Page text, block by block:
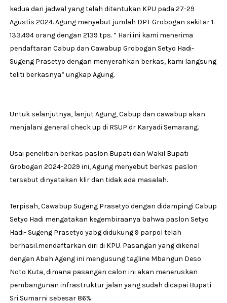
kedua dari jadwal yang telah ditentukan KPU pada 27-29
Agustis 2024. Agung menyebut jumlah DPT Grobogan sekitar 1.
133.494 orang dengan 2139 tps. ” Hari ini kami menerima
pendaftaran Cabup dan Cawabup Grobogan Setyo Hadi-
Sugeng Prasetyo dengan menyerahkan berkas, kami langsung
teliti berkasnya” ungkap Agung.
Untuk selanjutnya, lanjut Agung, Cabup dan cawabup akan
menjalani general check up di RSUP dr Karyadi Semarang.
Usai penelitian berkas paslon Bupati dan Wakil Bupati
Grobogan 2024-2029 ini, Agung menyebut berkas paslon
tersebut dinyatakan klir dan tidak ada masalah.
Terpisah, Cawabup Sugeng Prasetyo dengan didampingi Cabup
Setyo Hadi mengatakan kegembiraanya bahwa paslon Setyo
Hadi- Sugeng Prasetyo yabg didukung 9 parpol telah
berhasil.mendaftarkan diri di KPU. Pasangan yang dikenal
dengan Abah Ageng ini mengusung tagline Mbangun Deso
Noto Kuta, dimana pasangan calon ini akan meneruskan
pembangunan infrastruktur jalan yang sudah dicapai Bupati
Sri Sumarni sebesar 86%.